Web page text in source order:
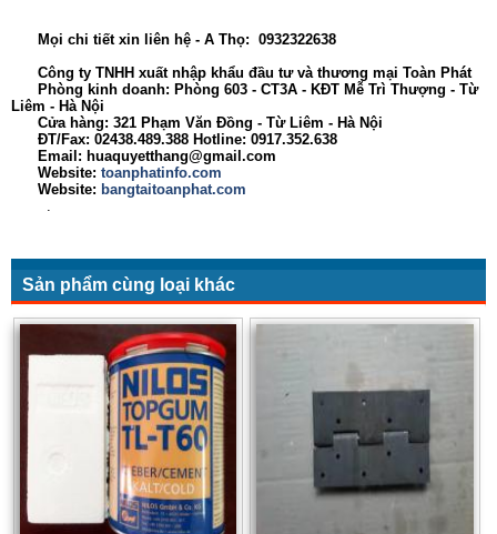
Mọi chi tiết xin liên hệ - A Thọ: 0932322638
Công ty TNHH xuất nhập khẩu đầu tư và thương mại Toàn Phát
Phòng kinh doanh: Phòng 603 - CT3A - KĐT Mễ Trì Thượng - Từ
Liêm - Hà Nội
Cửa hàng: 321 Phạm Văn Đồng - Từ Liêm - Hà Nội
ĐT/Fax: 02438.489.388 Hotline: 0917.352.638
Email: huaquyetthang@gmail.com
Website: toanphatinfo.com
Website: bangtaitoanphat.com
.
Sản phẩm cùng loại khác